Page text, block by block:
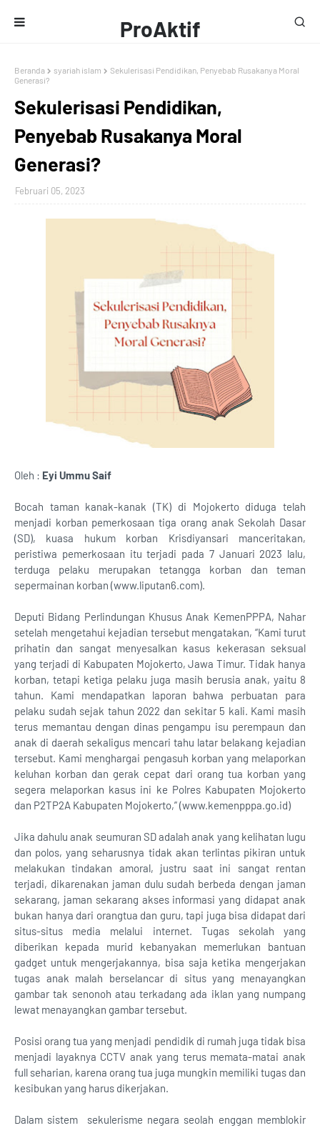
ProAktif
Media
Beranda syariah islam
Sekulerisasi Pendidikan, Penyebab Rusakanya Moral
Generasi?
Sekulerisasi Pendidikan,
Penyebab Rusakanya Moral
Generasi?
Februari 05, 2023
Oleh : Eyi Ummu Saif
Bocah taman kanak-kanak (TK) di Mojokerto diduga telah
menjadi korban pemerkosaan tiga orang anak Sekolah Dasar
(SD), kuasa hukum korban Krisdiyansari manceritakan,
peristiwa pemerkosaan itu terjadi pada 7 Januari 2023 lalu,
terduga pelaku merupakan tetangga korban dan teman
sepermainan korban (www.liputan6.com).
Deputi Bidang Perlindungan Khusus Anak KemenPPPA, Nahar
setelah mengetahui kejadian tersebut mengatakan, “Kami turut
prihatin dan sangat menyesalkan kasus kekerasan seksual
yang terjadi di Kabupaten Mojokerto, Jawa Timur. Tidak hanya
korban, tetapi ketiga pelaku juga masih berusia anak, yaitu 8
tahun. Kami mendapatkan laporan bahwa perbuatan para
pelaku sudah sejak tahun 2022 dan sekitar 5 kali. Kami masih
terus memantau dengan dinas pengampu isu perempaun dan
anak di daerah sekaligus mencari tahu latar belakang kejadian
tersebut. Kami menghargai pengasuh korban yang melaporkan
keluhan korban dan gerak cepat dari orang tua korban yang
segera melaporkan kasus ini ke Polres Kabupaten Mojokerto
dan P2TP2A Kabupaten Mojokerto,” (www.kemenpppa.go.id)
Jika dahulu anak seumuran SD adalah anak yang kelihatan lugu
dan polos, yang seharusnya tidak akan terlintas pikiran untuk
melakukan tindakan amoral, justru saat ini sangat rentan
terjadi, dikarenakan jaman dulu sudah berbeda dengan jaman
sekarang, jaman sekarang akses informasi yang didapat anak
bukan hanya dari orangtua dan guru, tapi juga bisa didapat dari
situs-situs media melalui internet. Tugas sekolah yang
diberikan kepada murid kebanyakan memerlukan bantuan
gadget untuk mengerjakannya, bisa saja ketika mengerjakan
tugas anak malah berselancar di situs yang menayangkan
gambar tak senonoh atau terkadang ada iklan yang numpang
lewat menayangkan gambar tersebut.
Posisi orang tua yang menjadi pendidik di rumah juga tidak bisa
menjadi layaknya CCTV anak yang terus memata-matai anak
full seharian, karena orang tua juga mungkin memiliki tugas dan
kesibukan yang harus dikerjakan.
Dalam sistem sekulerisme negara seolah enggan memblokir